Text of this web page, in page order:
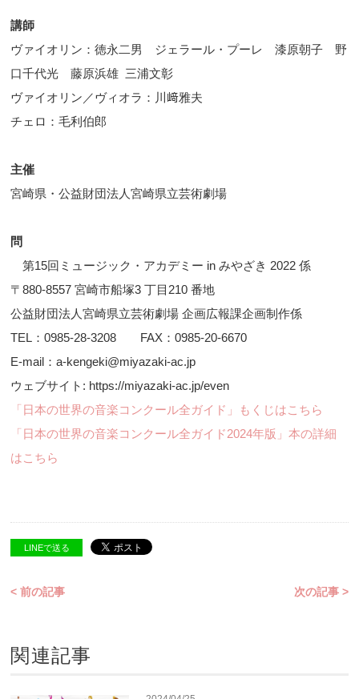
講師
ヴァイオリン：徳永二男 ジェラール・プーレ 漆原朝子 野
口千代光 藤原浜雄 三浦文彰
ヴァイオリン／ヴィオラ：川﨑雅夫
チェロ：毛利伯郎
主催
宮崎県・公益財団法人宮崎県立芸術劇場
問
第15回ミュージック・アカデミー in みやざき 2022 係
〒880-8557 宮崎市船塚3 丁目210 番地
公益財団法人宮崎県立芸術劇場 企画広報課企画制作係
TEL：0985-28-3208 FAX：0985-20-6670
E-mail：a-kengeki@miyazaki-ac.jp
ウェブサイト: https://miyazaki-ac.jp/even
「日本の世界の音楽コンクール全ガイド」もくじはこちら
「日本の世界の音楽コンクール全ガイド2024年版」本の詳細
はこちら
LINEで送る
< 前の記事 次の記事 >
関連記事